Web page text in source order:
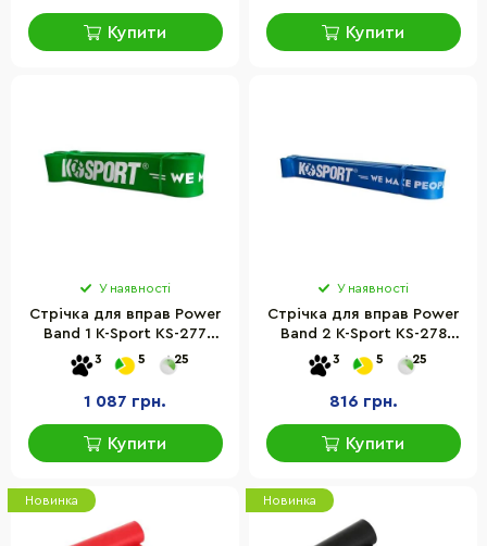
Купити Купити
У наявності
Стрічка для вправ Power
Band 1 K-Sport KS-277
зелена 23 х 57кг
3 5 25
1 087 грн.
Купити
У наявності
Стрічка для вправ Power
Band 2 K-Sport KS-278
синій 16 х 39 кг
3 5 25
816 грн.
Купити
Новинка Новинка